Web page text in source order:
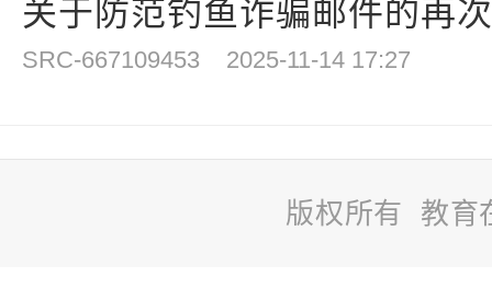
关于防范钓鱼诈骗邮件的再
SRC-667109453 2025-11-14 17:27
版权所有 教育